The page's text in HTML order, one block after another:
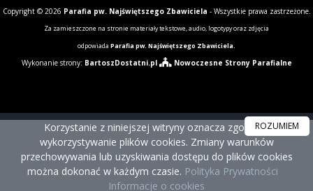
Copyright © 2026 Parafia pw. Najświętszego Zbawiciela - Wszystkie prawa zastrzeżone.
Za zamieszczone na stronie materiały tekstowe, audio, logotypy oraz zdjęcia
odpowiada Parafia pw. Najświętszego Zbawiciela.
Wykonanie strony: BartoszDostatni.pl Nowoczesne Strony Parafialne
Korzystanie z niniejszej witryny oznacza zgodę na
wykorzystywanie plików cookies. Zmiany warunków
przechowywania lub uzyskiwania dostępu do plików cookies
można dokonać w każdym czasie. Polityka Prywatności
Informacje o cookies
ROZUMIEM